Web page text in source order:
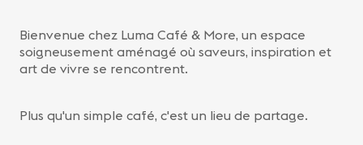
Bienvenue chez Luma Café & More, un espace
soigneusement aménagé où saveurs, inspiration et
art de vivre se rencontrent.
Plus qu'un simple café, c'est un lieu de partage.